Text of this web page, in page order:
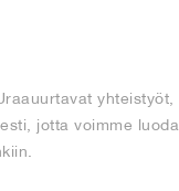
yhteistyöt,
jotta voimme luoda